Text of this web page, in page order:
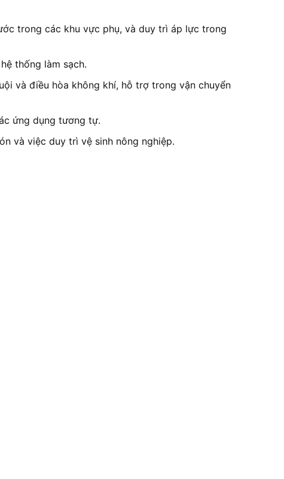
trong các khu vực phụ, và duy trì áp lực trong
thống làm sạch.
và điều hòa không khí, hỗ trợ trong vận chuyển
ứng dụng tương tự.
và việc duy trì vệ sinh nông nghiệp.